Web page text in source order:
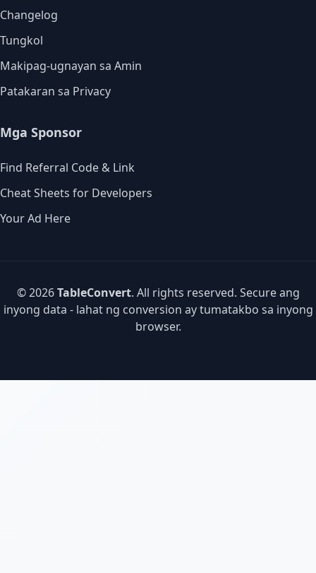
Changelog
Tungkol
Makipag-ugnayan sa Amin
Patakaran sa Privacy
Mga Sponsor
Find Referral Code & Link
Cheat Sheets for Developers
Your Ad Here
© 2026TableConvert. All rights reserved. Secure ang
inyong data - lahat ng conversion ay tumatakbo sa inyong
browser.